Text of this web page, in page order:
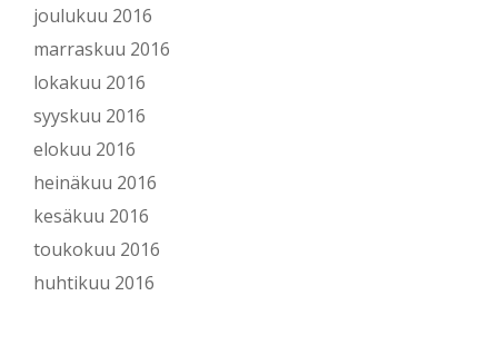
joulukuu 2016
marraskuu 2016
lokakuu 2016
syyskuu 2016
elokuu 2016
heinäkuu 2016
kesäkuu 2016
toukokuu 2016
huhtikuu 2016